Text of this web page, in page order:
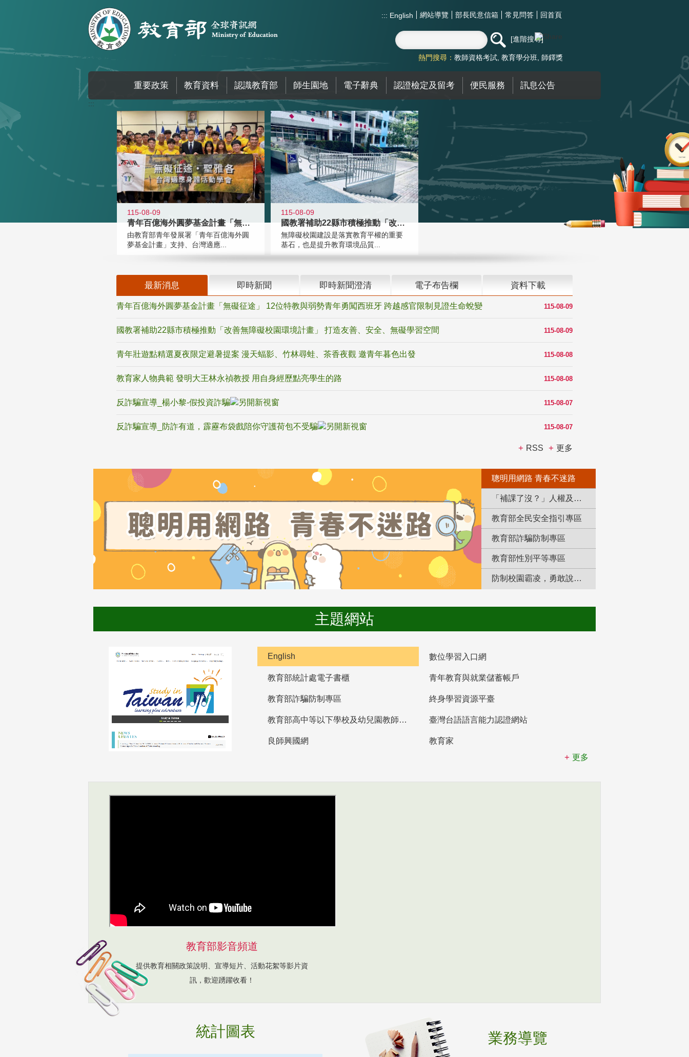
::: English 網站導覽 部長民意信箱 常見問答 回首頁
進階搜尋
熱門搜尋： 教師資格考試 教育學分班 師鐸獎
重要政策 教育資料 認識教育部 師生園地 電子辭典 認證檢定及留考 便民服務 訊息公告
:::
115-08-09
青年百億海外圓夢基金計畫「無礙征途
由教育部青年發展署「青年百億海外圓
夢基金計畫」支持、台灣適應...
115-08-09
國教署補助22縣市積極推動「改善無
無障礙校園建設是落實教育平權的重要
基石，也是提升教育環境品質...
最新消息 即時新聞 即時新聞澄清 電子布告欄 資料下載
115-08-09
青年百億海外圓夢基金計畫「無礙征途」 12位特教與弱勢青年勇闖西班牙 跨越感官限制見證生命蛻變
115-08-09
國教署補助22縣市積極推動「改善無障礙校園環境計畫」 打造友善、安全、無礙學習空間
115-08-08
青年壯遊點精選夏夜限定避暑提案 漫天蝠影、竹林尋蛙、茶香夜觀 邀青年暮色出發
115-08-08
教育家人物典範 發明大王林永禎教授 用自身經歷點亮學生的路
115-08-07
反詐騙宣導_楊小黎-假投資詐騙
115-08-07
反詐騙宣導_防詐有道，霹靂布袋戲陪你守護荷包不受騙
RSS 更多
聰明用網路 青春不迷路
「補課了沒？」人權及轉型正義教育專區
教育部全民安全指引專區
教育部詐騙防制專區
教育部性別平等專區
防制校園霸凌，勇敢說出來！
主題網站
English 數位學習入口網
教育部統計處電子書櫃 青年教育與就業儲蓄帳戶
教育部詐騙防制專區 終身學習資源平臺
教育部高中等以下學校及幼兒園教師資格檢定考試 臺灣台語語言能力認證網站
良師興國網
教育家
更多
教育部影音頻道
提供教育相關政策說明、宣導短片、活動花絮等影片資
訊，歡迎踴躍收看！
統計圖表 業務導覽